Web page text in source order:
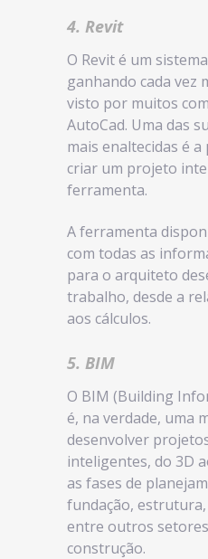
4. Revit
O Revit é um
ganhando cada vez
visto por muitos
AutoCad. Uma das
mais enaltecidas é
criar um projeto
ferramenta.
A ferramenta
com todas as
para o arquiteto
trabalho, desde a
aos cálculos.
5. BIM
O BIM (Building
é, na verdade, uma
desenvolver
inteligentes, do 3D
as fases de
fundação,
entre outros
construção.